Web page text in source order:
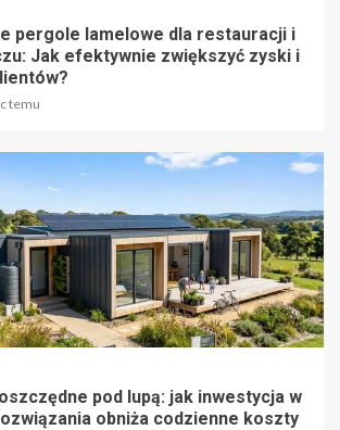
pergole lamelowe dla restauracji i
Jak efektywnie zwiększyć zyski i
temu
pod lupą: jak inwestycja w
obniża codzienne koszty